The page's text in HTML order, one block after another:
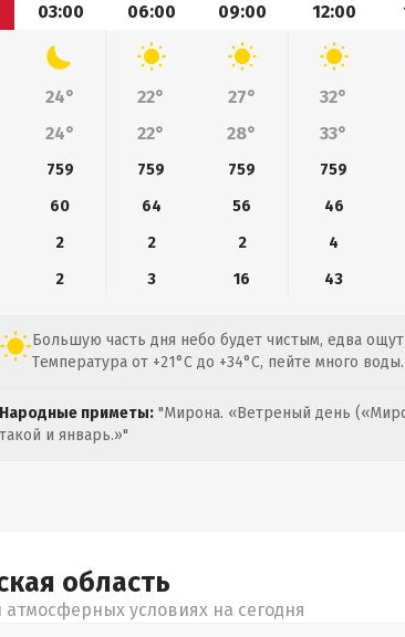
03:00 06:00 09:00 12:00
24° 22° 27° 32°
24° 22° 28° 33°
759 759 759 759
60 64 56 46
2 2 2 4
2 3 16 43
Большую часть дня небо будет чистым, едва
Температура от +21°C до +34°C, пейте много воды.
Народные приметы: "Мирона. «Ветреный день
такой и январь.»"
область
условиях на сегодня